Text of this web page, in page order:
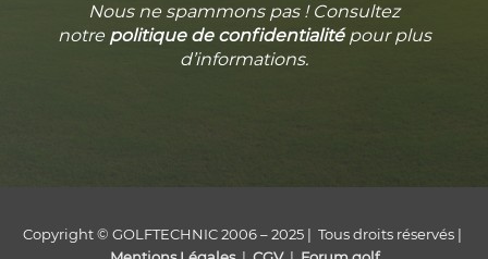
Nous ne spammons pas ! Consultez
notre politique de confidentialitépour plus
d’informations.
Copyright © GOLFTECHNIC 2006 – 2025 | Tous droits réservés |